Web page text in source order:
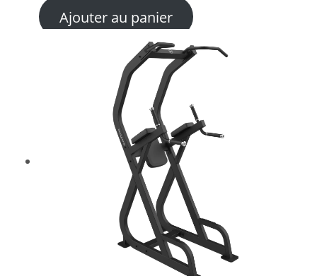
prix
était :
988,00 €.
prix
est :
7
250,00 €.
Ajouter au panier